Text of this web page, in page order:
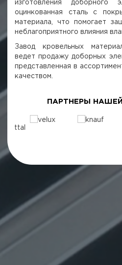
изготовления доборного
оцинкованная сталь с
материала, что помогает
неблагоприятного влияния
Завод кровельных
ведет продажу доборных
представленная в
качеством.
ПАРТНЕРЫ